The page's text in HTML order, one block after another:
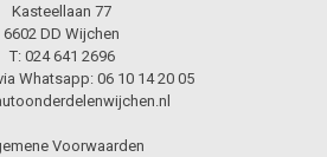
Kasteellaan 77
6602 DD Wijchen
T: 024 641 2696
Whatsapp: 06 10 14 20 05
Voorwaarden